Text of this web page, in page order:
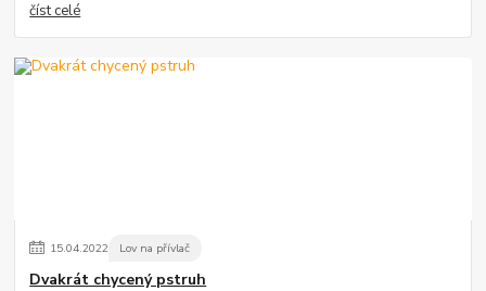
číst celé
15.04.2022 Lov na přívlač
Dvakrát chycený pstruh